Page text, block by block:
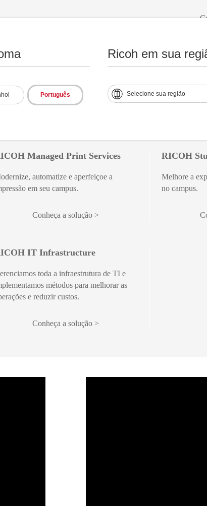
Português
Ricoh em sua
Selecione sua região
Admissions RICOH
Retenção,
são
dos registros
Managed Print Services
automatize e aperfeiçoe a
em seu campus.
Conheça a solução
RICOH
Melhore a
no campus.
IT Infrastructure
toda a infraestrutura de TI e
métodos para melhorar as
e reduzir custos.
Conheça a solução